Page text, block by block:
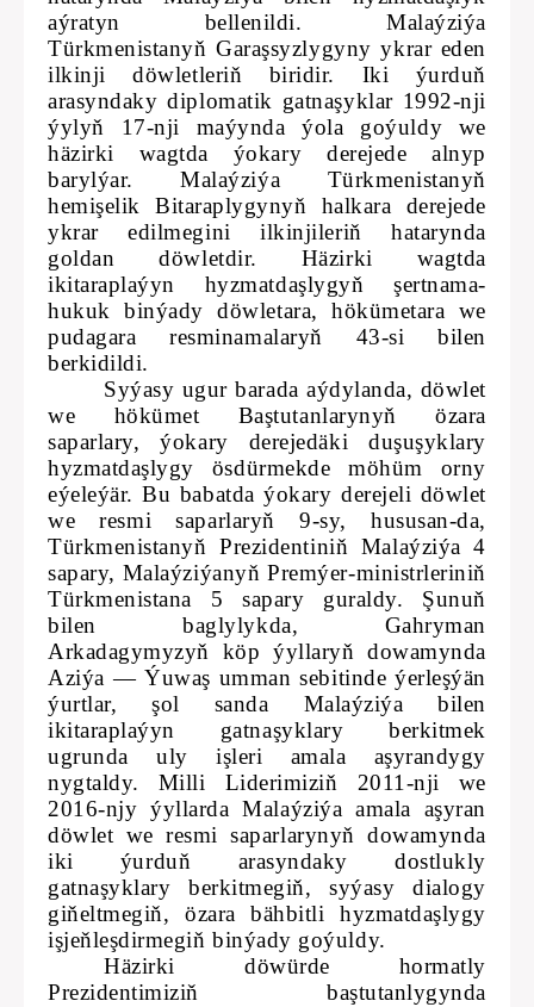
aýratyn bellenildi. Malaýziýa
Türkmenistanyň Garaşsyzlygyny ykrar eden
ilkinji döwletleriň biridir. Iki ýurduň
arasyndaky diplomatik gatnaşyklar 1992-nji
ýylyň 17-nji maýynda ýola goýuldy we
häzirki wagtda ýokary derejede alnyp
barylýar. Malaýziýa Türkmenistanyň
hemişelik Bitaraplygynyň halkara derejede
ykrar edilmegini ilkinjileriň hatarynda
goldan döwletdir. Häzirki wagtda
ikitaraplaýyn hyzmatdaşlygyň şertnama-
hukuk binýady döwletara, hökümetara we
pudagara resminamalaryň 43-si bilen
berkidildi.
Syýasy ugur barada aýdylanda, döwlet
we hökümet Baştutanlarynyň özara
saparlary, ýokary derejedäki duşuşyklary
hyzmatdaşlygy ösdürmekde möhüm orny
eýeleýär. Bu babatda ýokary derejeli döwlet
we resmi saparlaryň 9-sy, hususan-da,
Türkmenistanyň Prezidentiniň Malaýziýa 4
sapary, Malaýziýanyň Premýer-ministrleriniň
Türkmenistana 5 sapary guraldy. Şunuň
bilen baglylykda, Gahryman
Arkadagymyzyň köp ýyllaryň dowamynda
Aziýa — Ýuwaş umman sebitinde ýerleşýän
ýurtlar, şol sanda Malaýziýa bilen
ikitaraplaýyn gatnaşyklary berkitmek
ugrunda uly işleri amala aşyrandygy
nygtaldy. Milli Liderimiziň 2011-nji we
2016-njy ýyllarda Malaýziýa amala aşyran
döwlet we resmi saparlarynyň dowamynda
iki ýurduň arasyndaky dostlukly
gatnaşyklary berkitmegiň, syýasy dialogy
giňeltmegiň, özara bähbitli hyzmatdaşlygy
işjeňleşdirmegiň binýady goýuldy.
Häzirki döwürde hormatly
Prezidentimiziň baştutanlygynda